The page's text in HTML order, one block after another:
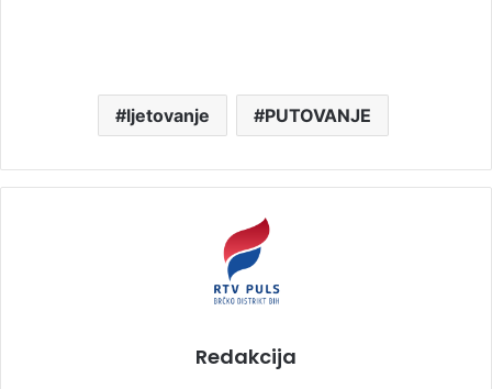
ljetovanje PUTOVANJE
Redakcija